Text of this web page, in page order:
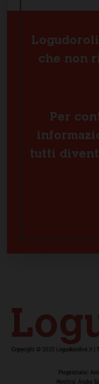
che non
Per
tutti